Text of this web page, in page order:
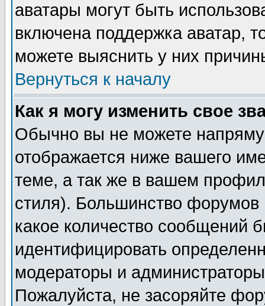
аватары могут быть
включена поддержка аватар,
можете выяснить у них
Вернуться к началу
Как я могу изменить свое
Обычно вы не можете
отображается ниже вашего
теме, а так же в вашем
стиля). Большинство форумов
какое количество сообщений
идентифицировать
модераторы и
Пожалуйста, не засоряйте